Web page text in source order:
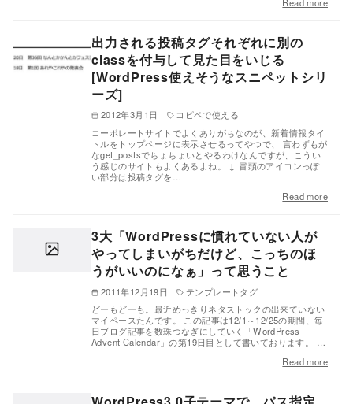
出力される投稿タグそれぞれに別の
classを付与して見た目をいじる
[WordPress使えそうなスニペットシリ
ーズ]
2012年3月1日
コピペで使える
コーポレートサイトでよくありがちなのが、新着情報タイ
トルをトップページに表示させるってやつで、 言わずもが
なget_postsでちょちょいとやるわけなんですが、こうい
う感じのサイトもよくあるよね。 ↓ 冒頭のアイコンっぽ
い部分は投稿タグを…
Read more
3大「WordPressに慣れていない人が
やってしまいがちだけど、こっちのほ
うがいいのになぁ」って思うこと
2011年12月19日
テンプレートタグ
どーもどーも。最近めっきりネタストックの出来ていない
マイペースたんです。 この記事は12/1～12/25の期間、毎
日ブログ記事を数珠つなぎにしていく「WordPress
Advent Calendar」の第19日目として書いております。 …
Read more